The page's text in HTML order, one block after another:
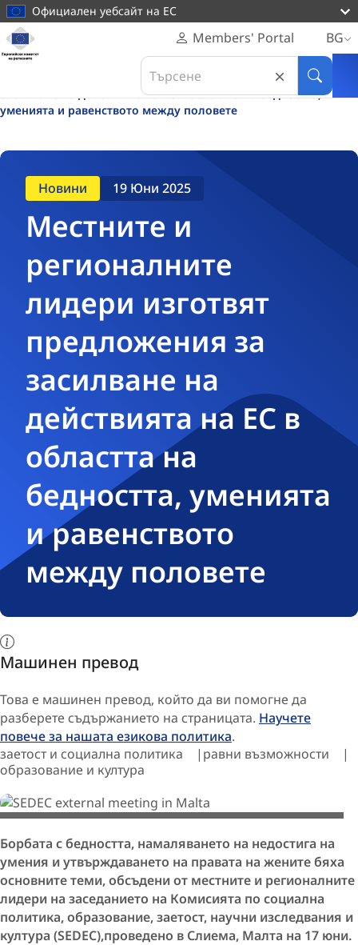
основното
съдържание
Официален уебсайт на ЕС
Начална
страница
на
регионите
Members' Portal
BG
Search
in
Европейски
комитет
Търси
Каталог
Местните и регионалните лидери изготвят предложения за
засилване на действията на ЕС в областта на бедността,
уменията и равенството между половете
Новини 19 Юни 2025
Местните и
регионалните
лидери изготвят
предложения за
засилване на
действията на ЕС в
областта на
бедността, уменията
и равенството
между половете
Машинен превод
Това е машинен превод, който да ви помогне да
разберете съдържанието на страницата. Научете
повече за нашата езикова политика.
заетост и социална политика
равни възможности
образование и култура
©️ European Union / Eastern Regional Council/ Roberto Runza
Борбата с бедността, намаляването на недостига на
умения и утвърждаването на правата на жените бяха
основните теми, обсъдени от местните и регионалните
лидери на заседанието на Комисията по социална
политика, образование, заетост, научни изследвания и
култура (SEDEC),проведено в Слиема, Малта на 17 юни.